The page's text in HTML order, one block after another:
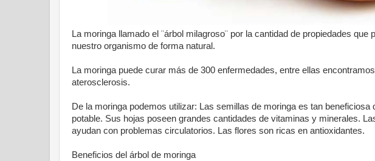
La moringa llamado el ¨árbol milagroso¨ por la cantidad de propiedades
nuestro organismo de forma natural.
La moringa puede curar más de 300 enfermedades, entre ellas
aterosclerosis.
De la moringa podemos utilizar: Las semillas de moringa es tan beneficiosa
potable. Sus hojas poseen grandes cantidades de vitaminas y minerales.
ayudan con problemas circulatorios. Las flores son ricas en antioxidantes.
Beneficios del árbol de moringa